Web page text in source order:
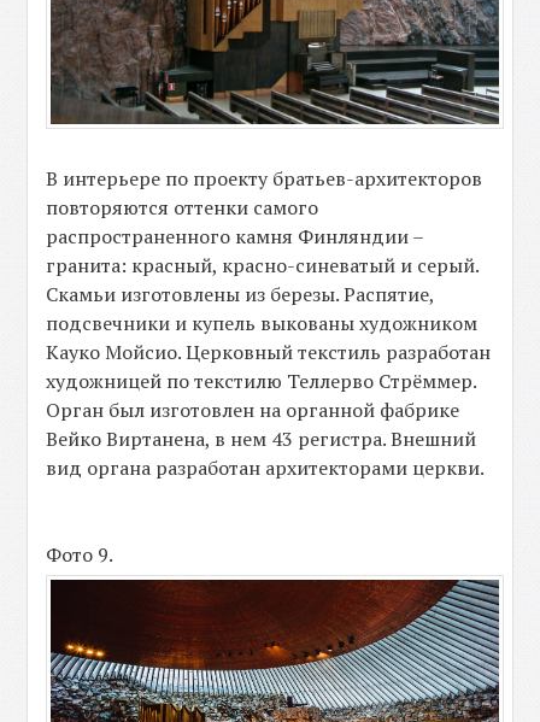
В интерьере по проекту братьев-архитекторов
повторяются оттенки самого
распространенного камня Финляндии –
гранита: красный, красно-синеватый и серый.
Скамьи изготовлены из березы. Распятие,
подсвечники и купель выкованы художником
Кауко Мойсио. Церковный текстиль разработан
художницей по текстилю Теллерво Стрёммер.
Орган был изготовлен на органной фабрике
Вейко Виртанена, в нем 43 регистра. Внешний
вид органа разработан архитекторами церкви.
Фото 9.